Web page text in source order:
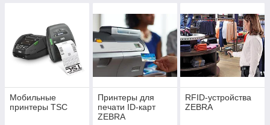
Мобильные
принтеры TSC
Принтеры для
печати ID-карт
ZEBRA
RFID-устройства
ZEBRA